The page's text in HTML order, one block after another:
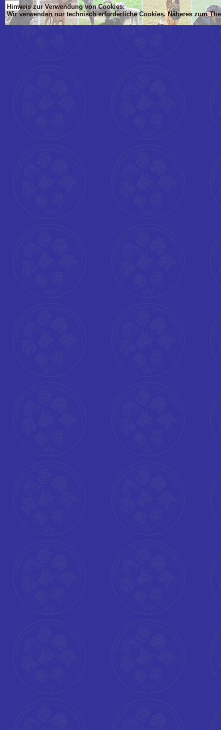
Hinweis zur Verwendung von Cookies:
Wir verwenden nur technisch erforderliche Cookies. Näheres zum
'Dim mlTIT, mlBOD, mlVON, mlsTIT, mlAN, mlsBOD